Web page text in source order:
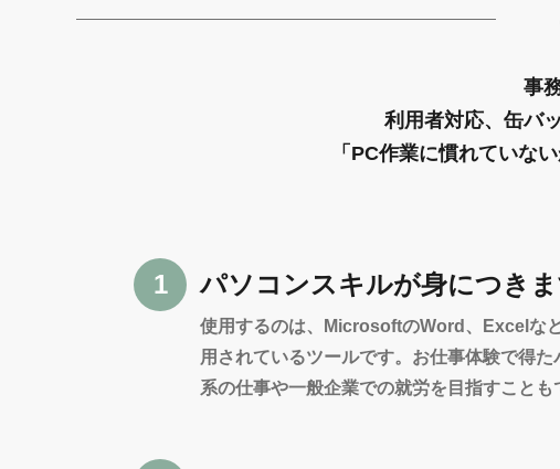
事
利用者対応、缶バ
「PC作業に慣れていな
1 パソコンスキルが身につきま
使用するのは、MicrosoftのWord、Excelな
用されているツールです。お仕事体験で得
系の仕事や一般企業での就労を目指すことも